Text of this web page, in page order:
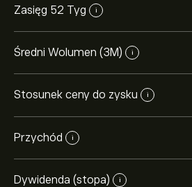
Zasięg 52 Tyg i
Średni Wolumen (3M) i
Stosunek ceny do zysku i
Przychód i
Dywidenda (stopa) i